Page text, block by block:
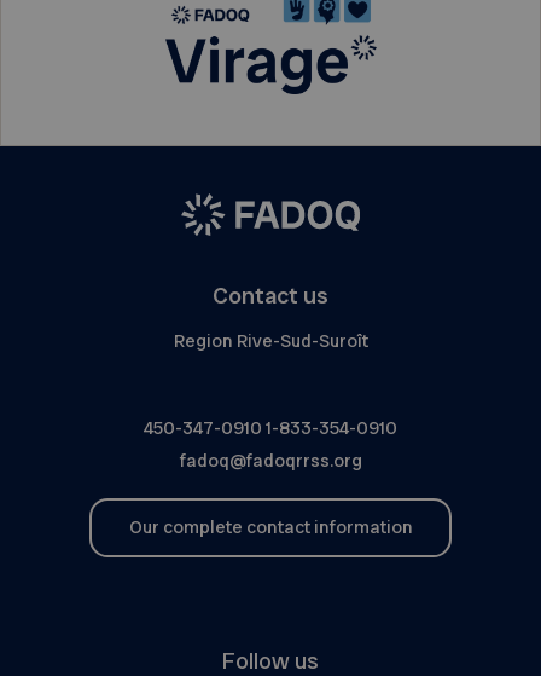
Contact us
Region Rive-Sud-Suroît
450-347-0910 1-833-354-0910
fadoq@fadoqrrss.org
Our complete contact information
Follow us